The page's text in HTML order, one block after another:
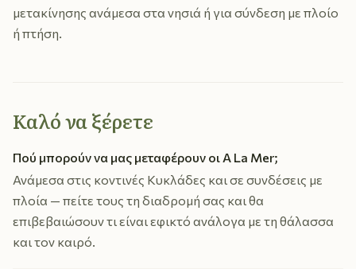
μετακίνησης ανάμεσα στα νησιά ή για σύνδεση με πλοίο
ή πτήση.
Καλό να ξέρετε
Πού μπορούν να μας μεταφέρουν οι A La Mer;
Ανάμεσα στις κοντινές Κυκλάδες και σε συνδέσεις με
πλοία — πείτε τους τη διαδρομή σας και θα
επιβεβαιώσουν τι είναι εφικτό ανάλογα με τη θάλασσα
και τον καιρό.